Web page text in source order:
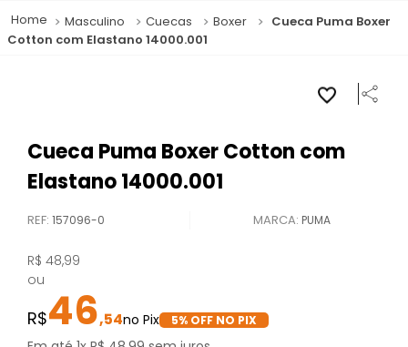
Masculino Cuecas Boxer
Cueca Puma Boxer
Cotton com Elastano 14000.001
Cueca Puma Boxer Cotton com
Elastano 14000.001
REF:157096-0 PUMA
R$ 48,99
ou
46,54 5% OFF NO PIX